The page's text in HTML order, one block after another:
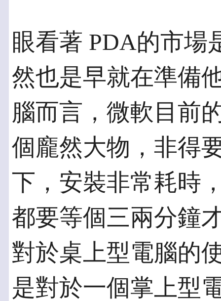
眼看著 PDA的市場
然也是早就在準備
腦而言，微軟目前
個龐然大物，非得
下，安裝非常耗時
都要等個三兩分鐘
對於桌上型電腦的
是對於一個掌上型